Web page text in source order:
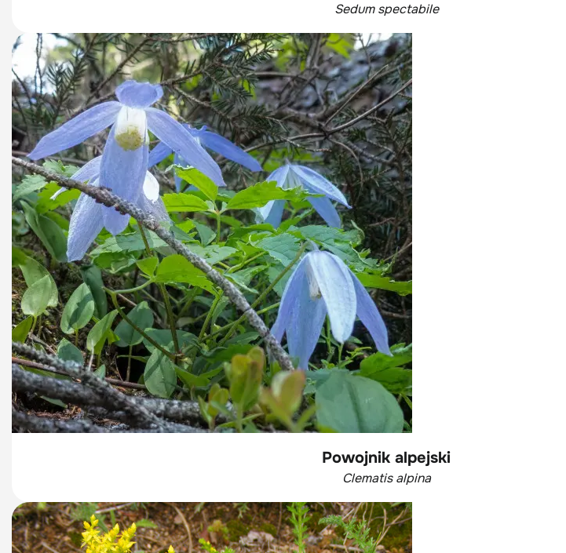
Sedum spectabile
Powojnik alpejski
Clematis alpina